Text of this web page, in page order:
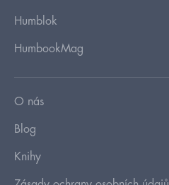
Humblok
HumbookMag
O nás
Blog
Knihy